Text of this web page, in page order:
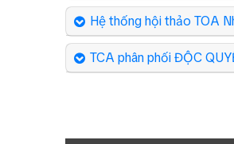
Hệ thống hội thảo TOA
TCA phân phối ĐỘC